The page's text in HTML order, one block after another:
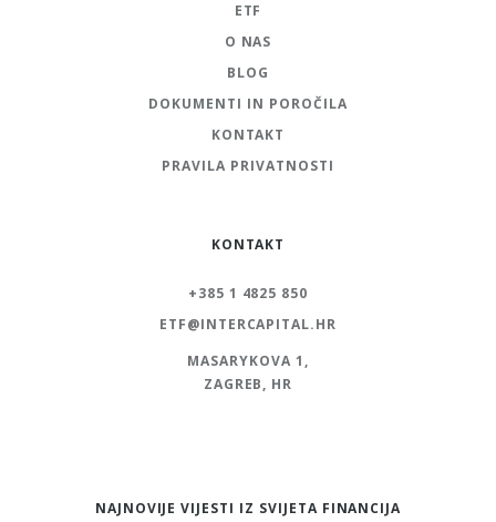
ETF
O NAS
BLOG
DOKUMENTI IN POROČILA
KONTAKT
PRAVILA PRIVATNOSTI
KONTAKT
+385 1 4825 850
ETF@INTERCAPITAL.HR
MASARYKOVA 1,
ZAGREB, HR
NAJNOVIJE VIJESTI IZ SVIJETA FINANCIJA